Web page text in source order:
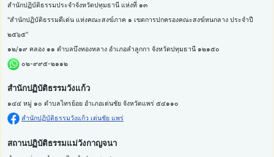
สำนักปฏิบัติธรรมประจำจังหวัดปทุมธานี แห่งที่ ๑๓
"สำนักปฏิบัติธรรมดีเด่น แห่งคณะสงฆ์ภาค ๑ เขตการปกครองคณะสงฆ์หนกลาง ประจำปี
๒๕๖๕"
๑๒/๑๙ คลอง ๑๑ ตำบลบึงทองหลาง อำเภอลำลูกกา จังหวัดปทุมธานี ๑๒๑๕๐
๐๒-๙๙๕-๒๑๑๒
สำนักปฏิบัติธรรมวังแก้ว
๑๔๔ หมู่ ๑๐ ตำบลไทรย้อย อำเภอเด่นชัย จังหวัดแพร่ ๕๔๑๑๐
สำนักปฏิบัติธรรมวังแก้ว เด่นชัย แพร่
สถานปฏิบัติธรรมแม่วังกาญจนา